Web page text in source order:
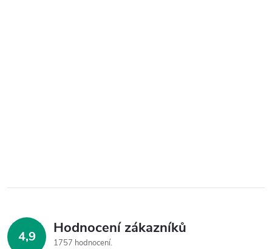
4,9 Hodnocení zákazníků
1757 hodnocení